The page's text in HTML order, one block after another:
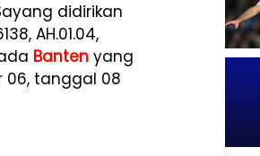
didirikan
AH.01.04,
Banten yang
06, tanggal 08